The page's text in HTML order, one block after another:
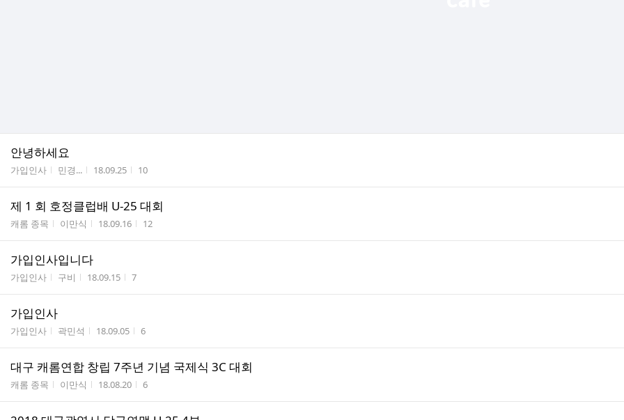
안녕하세요
게시판명
가입인사 작성자
민경... 작성시간
18.09.25 조회수
10
제 1 회 호정클럽배 U-25 대회
게시판명
캐롬 종목 작성자
이만식 작성시간
18.09.16 조회수
12
가입인사입니다
게시판명
가입인사 작성자
구비 작성시간
18.09.15 조회수
7
가입인사
게시판명
가입인사 작성자
곽민석 작성시간
18.09.05 조회수
6
대구 캐롬연합 창립 7주년 기념 국제식 3C 대회
게시판명
캐롬 종목 작성자
이만식 작성시간
18.08.20 조회수
6